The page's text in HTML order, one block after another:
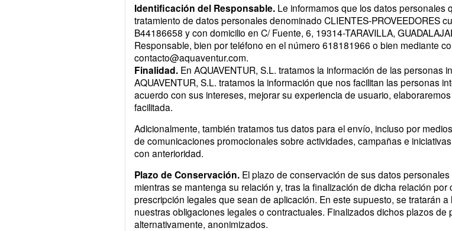
Identificación del Responsable. Le informamos que los datos personales
tratamiento de datos personales denominado CLIENTES-PROVEEDORES
B44186658 y con domicilio en C/ Fuente, 6, 19314-TARAVILLA,
Responsable, bien por teléfono en el número 618181966 o bien mediante
contacto@aquaventur.com.
Finalidad. En AQUAVENTUR, S.L. tratamos la información de las personas
AQUAVENTUR, S.L. tratamos la información que nos facilitan las personas
acuerdo con sus intereses, mejorar su experiencia de usuario,
facilitada.
Adicionalmente, también tratamos tus datos para el envío, incluso por
de comunicaciones promocionales sobre actividades, campañas e
con anterioridad.
Plazo de Conservación. El plazo de conservación de sus datos
mientras se mantenga su relación y, tras la finalización de dicha relación
prescripción legales que sean de aplicación. En este supuesto, se tratarán
nuestras obligaciones legales o contractuales. Finalizados dichos plazos
alternativamente, anonimizados.